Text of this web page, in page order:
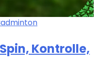
Kontrolle,